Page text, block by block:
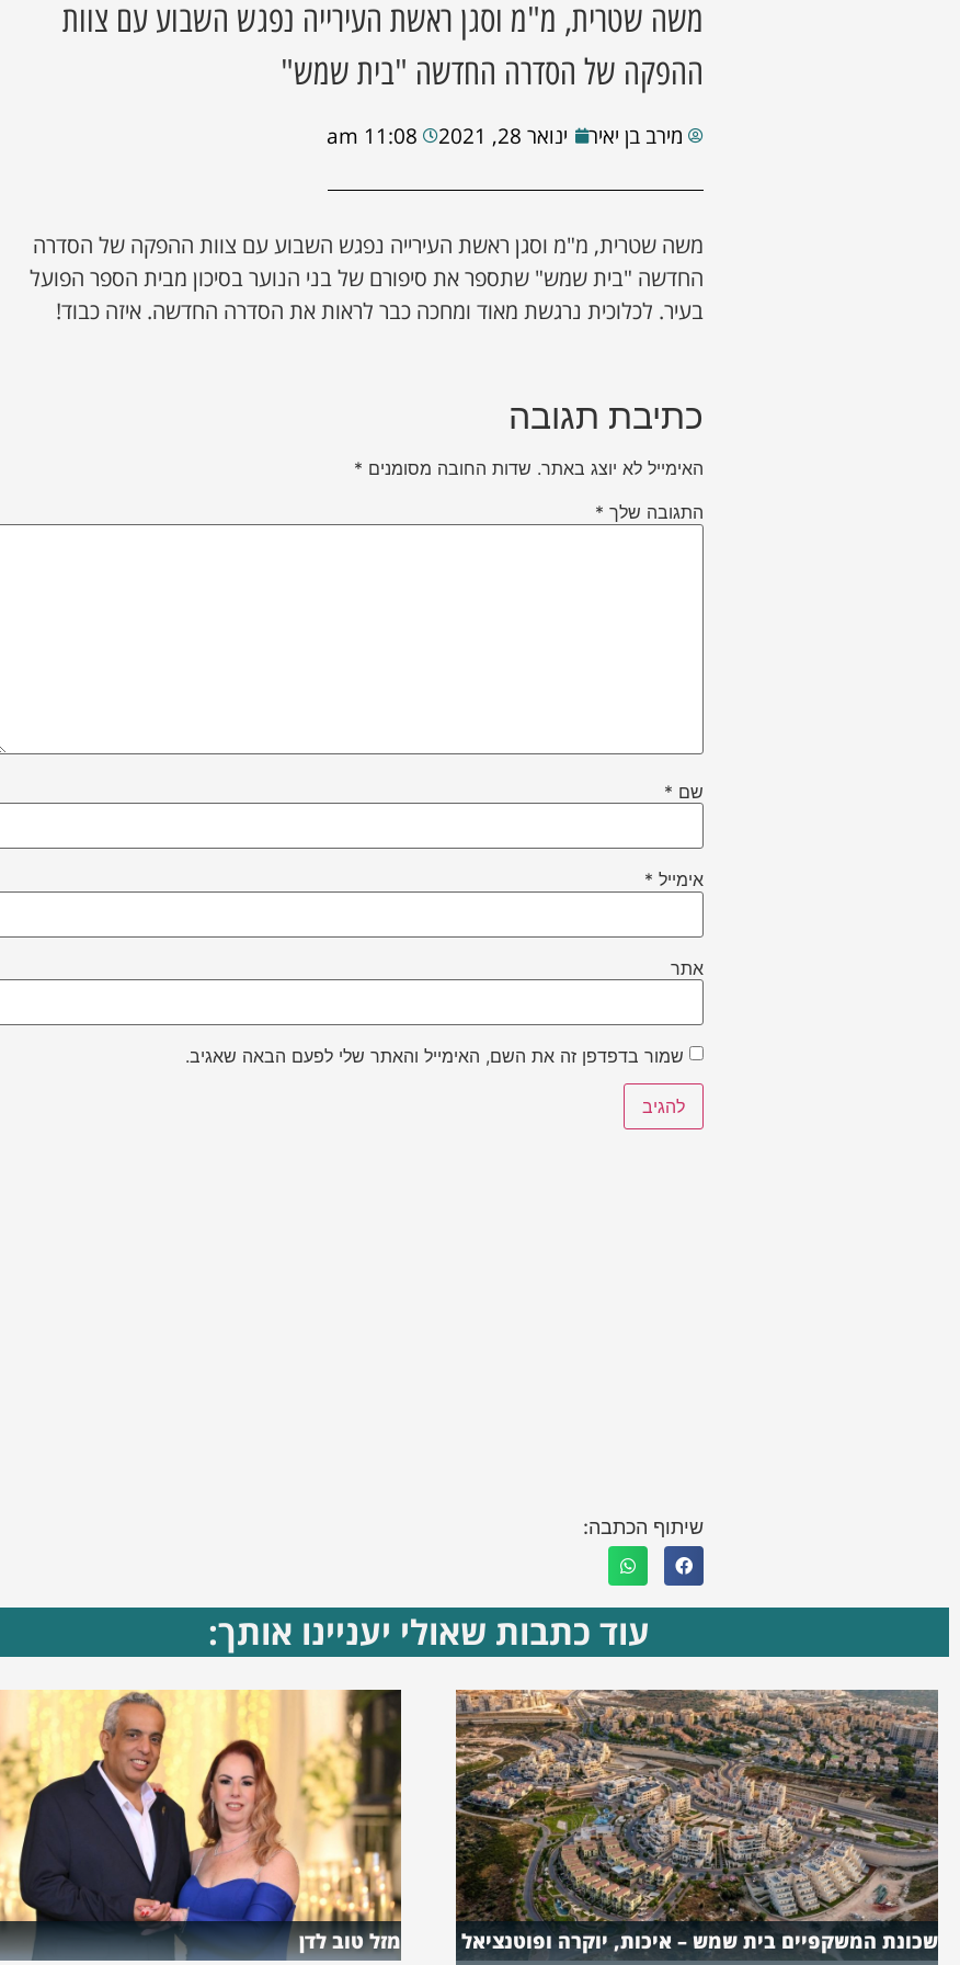
משה שטרית, מ"מ וסגן ראשת העירייה נפגש השבוע עם צוות
ההפקה של הסדרה החדשה "בית שמש"
מירב בן יאיר ינואר 28, 2021 11:08 am
משה שטרית, מ"מ וסגן ראשת העירייה נפגש השבוע עם צוות ההפקה של הסדרה
החדשה "בית שמש" שתספר את סיפורם של בני הנוער בסיכון מבית הספר הפועל
בעיר. לכלוכית נרגשת מאוד ומחכה כבר לראות את הסדרה החדשה. איזה כבוד!
כתיבת תגובה
האימייל לא יוצג באתר. שדות החובה מסומנים *
התגובה שלך *
שם *
אימייל *
אתר
שמור בדפדפן זה את השם, האימייל והאתר שלי לפעם הבאה שאגיב.
שיתוף הכתבה:
עוד כתבות שאולי יעניינו אותך:
שכונת המשקפיים בית שמש – איכות, יוקרה ופוטנציאל מזל טוב לדן